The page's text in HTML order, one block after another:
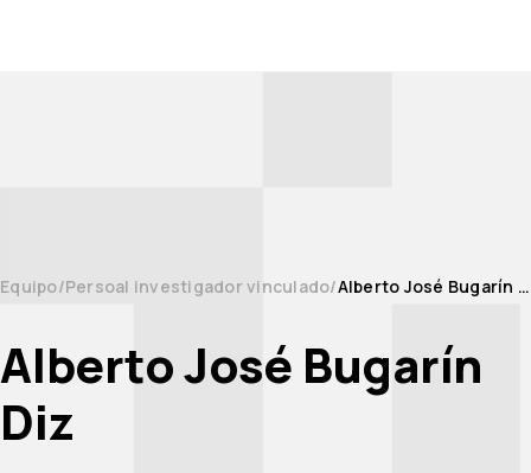
Equipo Persoal investigador vinculado Alberto José Bugarín Diz
Alberto José Bugarín
Diz